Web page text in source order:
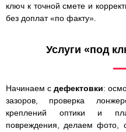
ключ к точной смете и
без доплат «по факту».
Услуги «под
Начинаем с дефектовки:
зазоров, проверка
креплений оптики и
повреждения, делаем фото,